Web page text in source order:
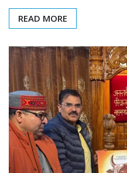
READ MORE